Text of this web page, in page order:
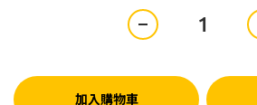
加入購物車